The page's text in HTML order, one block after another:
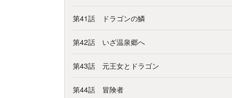
第41話 ドラゴンの鱗
第42話 いざ温泉郷へ
第43話 元王女とドラゴン
第44話 冒険者